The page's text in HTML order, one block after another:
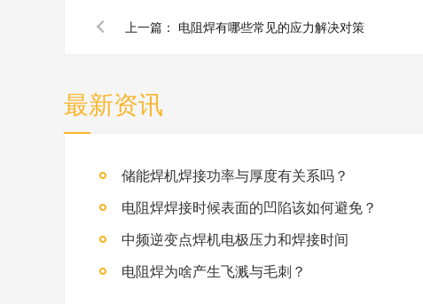
上一篇： 电阻焊有哪些常见的应力解决对策
最新资讯
储能焊机焊接功率与厚度有关系吗？
电阻焊焊接时候表面的凹陷该如何避免？
中频逆变点焊机电极压力和焊接时间
电阻焊为啥产生飞溅与毛刺？